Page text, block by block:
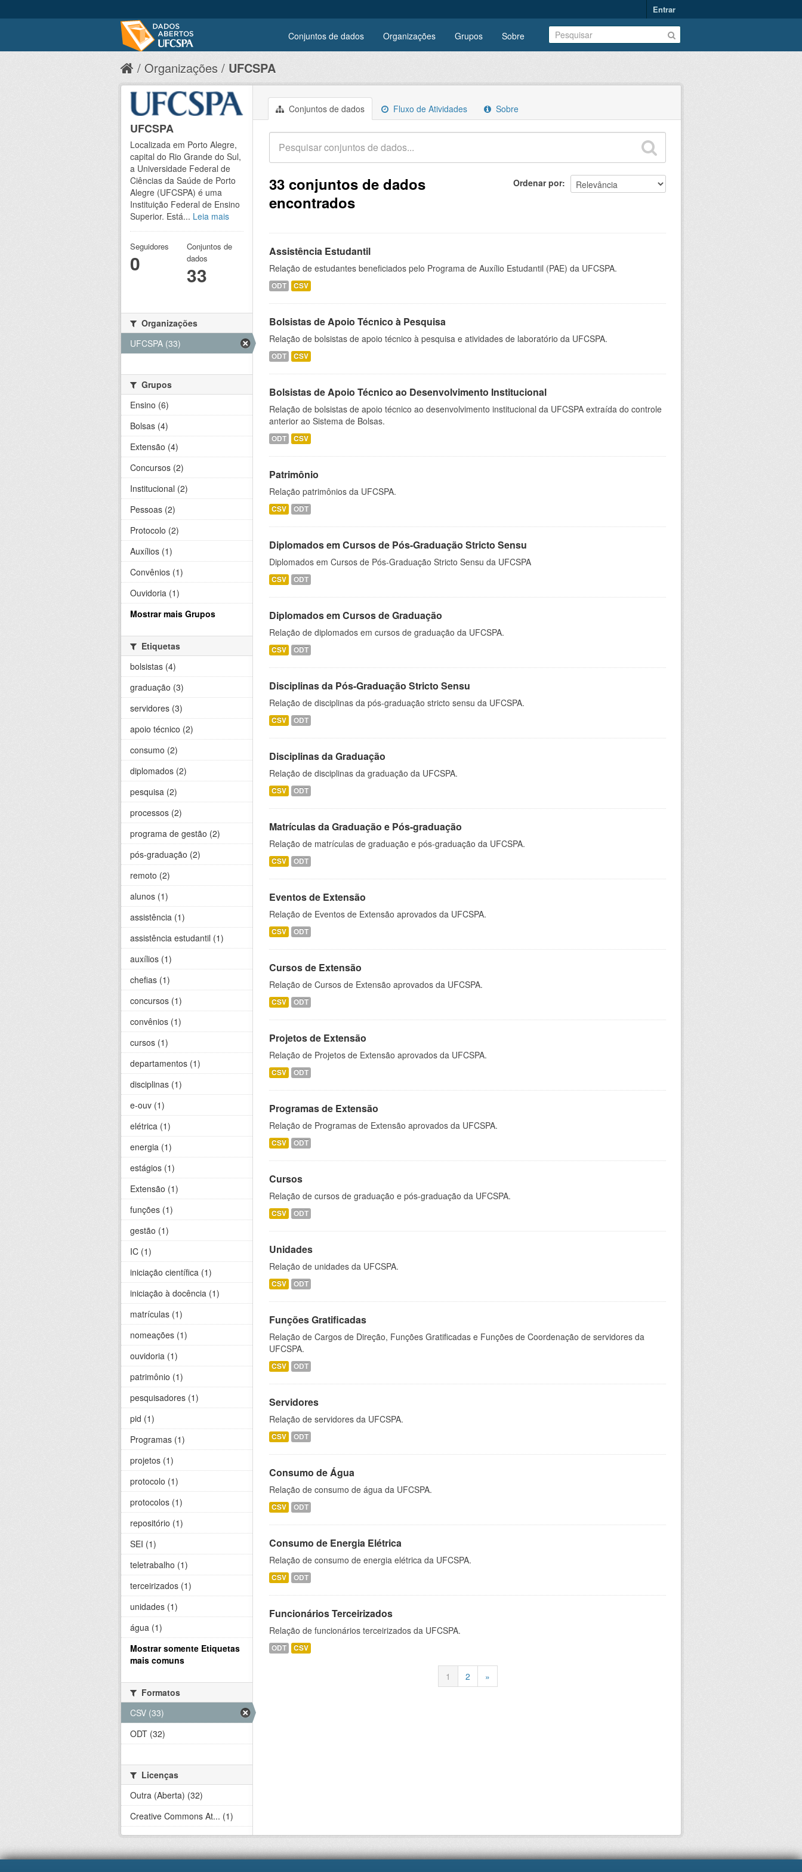
Entrar
Conjuntos de dados Organizações Grupos Sobre
Organizações UFCSPA
Conjuntos de dados Fluxo de Atividades Sobre
Ordenar por
33 conjuntos de dados
encontrados
Assistência Estudantil
Relação de estudantes beneficiados pelo Programa de Auxílio Estudantil (PAE) da UFCSPA.
ODT CSV
Bolsistas de Apoio Técnico à Pesquisa
Relação de bolsistas de apoio técnico à pesquisa e atividades de laboratório da UFCSPA.
ODT CSV
Bolsistas de Apoio Técnico ao Desenvolvimento Institucional
Relação de bolsistas de apoio técnico ao desenvolvimento institucional da UFCSPA extraída do controle
anterior ao Sistema de Bolsas.
ODT CSV
Patrimônio
Relação patrimônios da UFCSPA.
CSV ODT
Diplomados em Cursos de Pós-Graduação Stricto Sensu
Diplomados em Cursos de Pós-Graduação Stricto Sensu da UFCSPA
CSV ODT
Diplomados em Cursos de Graduação
Relação de diplomados em cursos de graduação da UFCSPA.
CSV ODT
Disciplinas da Pós-Graduação Stricto Sensu
Relação de disciplinas da pós-graduação stricto sensu da UFCSPA.
CSV ODT
Disciplinas da Graduação
Relação de disciplinas da graduação da UFCSPA.
CSV ODT
Matrículas da Graduação e Pós-graduação
Relação de matrículas de graduação e pós-graduação da UFCSPA.
CSV ODT
Eventos de Extensão
Relação de Eventos de Extensão aprovados da UFCSPA.
CSV ODT
Cursos de Extensão
Relação de Cursos de Extensão aprovados da UFCSPA.
CSV ODT
Projetos de Extensão
Relação de Projetos de Extensão aprovados da UFCSPA.
CSV ODT
Programas de Extensão
Relação de Programas de Extensão aprovados da UFCSPA.
CSV ODT
Cursos
Relação de cursos de graduação e pós-graduação da UFCSPA.
CSV ODT
Unidades
Relação de unidades da UFCSPA.
CSV ODT
Funções Gratificadas
Relação de Cargos de Direção, Funções Gratificadas e Funções de Coordenação de servidores da
UFCSPA.
CSV ODT
Servidores
Relação de servidores da UFCSPA.
CSV ODT
Consumo de Água
Relação de consumo de água da UFCSPA.
CSV ODT
Consumo de Energia Elétrica
Relação de consumo de energia elétrica da UFCSPA.
CSV ODT
Funcionários Terceirizados
Relação de funcionários terceirizados da UFCSPA.
ODT CSV
1 2 »
UFCSPA
Localizada em Porto Alegre,
capital do Rio Grande do Sul,
a Universidade Federal de
Ciências da Saúde de Porto
Alegre (UFCSPA) é uma
Instituição Federal de Ensino
Superior. Está... Leia mais
Seguidores
0
Conjuntos de
dados
33
Organizações
UFCSPA (33)
Grupos
Ensino (6)
Bolsas (4)
Extensão (4)
Concursos (2)
Institucional (2)
Pessoas (2)
Protocolo (2)
Auxílios (1)
Convênios (1)
Ouvidoria (1)
Mostrar mais Grupos
Etiquetas
bolsistas (4)
graduação (3)
servidores (3)
apoio técnico (2)
consumo (2)
diplomados (2)
pesquisa (2)
processos (2)
programa de gestão (2)
pós-graduação (2)
remoto (2)
alunos (1)
assistência (1)
assistência estudantil (1)
auxílios (1)
chefias (1)
concursos (1)
convênios (1)
cursos (1)
departamentos (1)
disciplinas (1)
e-ouv (1)
elétrica (1)
energia (1)
estágios (1)
Extensão (1)
funções (1)
gestão (1)
IC (1)
iniciação científica (1)
iniciação à docência (1)
matrículas (1)
nomeações (1)
ouvidoria (1)
patrimônio (1)
pesquisadores (1)
pid (1)
Programas (1)
projetos (1)
protocolo (1)
protocolos (1)
repositório (1)
SEI (1)
teletrabalho (1)
terceirizados (1)
unidades (1)
água (1)
Mostrar somente Etiquetas
mais comuns
Formatos
CSV (33)
ODT (32)
Licenças
Outra (Aberta) (32)
Creative Commons At... (1)